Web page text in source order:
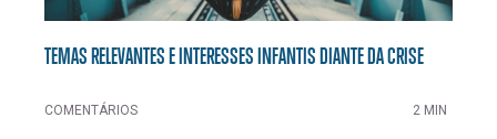
TEMAS RELEVANTES E INTERESSES INFANTIS DIANTE DA CRISE
COMENTÁRIOS 2 MIN